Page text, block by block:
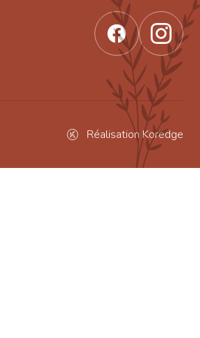
Réalisation Koredge